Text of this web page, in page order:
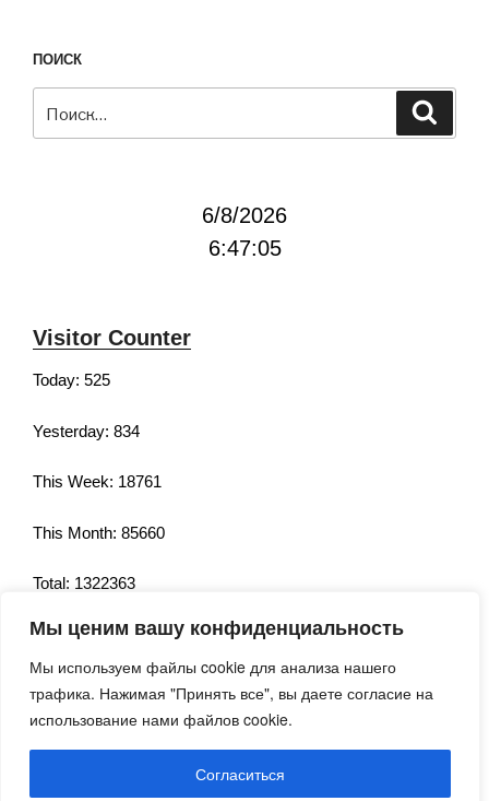
Мы ценим вашу конфиденциальность
Мы используем файлы cookie для анализа нашего
трафика. Нажимая "Принять все", вы даете согласие на
использование нами файлов cookie.
Согласиться
ПОИСК
6/8/2026
6:47:06
Visitor Counter
Today: 525
Yesterday: 834
This Week: 18761
This Month: 85660
Total: 1322363
Currently Online: 183